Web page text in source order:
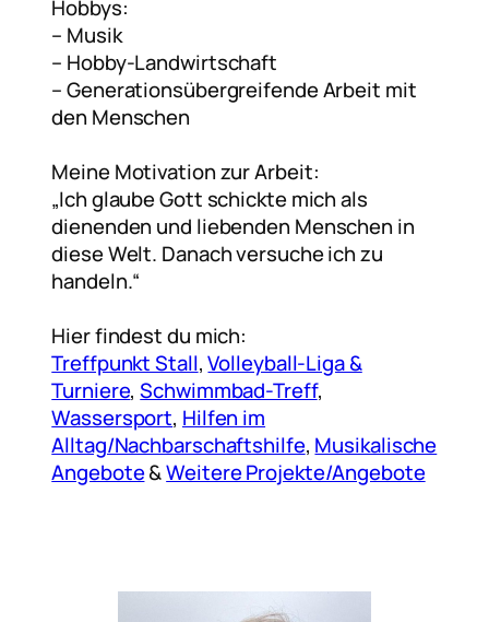
Hobbys:
– Musik
– Hobby-Landwirtschaft
– Generationsübergreifende Arbeit mit
den Menschen
Meine Motivation zur Arbeit:
„Ich glaube Gott schickte mich als
dienenden und liebenden Menschen in
diese Welt. Danach versuche ich zu
handeln.“
Hier findest du mich:
Treffpunkt Stall,Volleyball-Liga &
Turniere,Schwimmbad-Treff,
Wassersport, Hilfen im
Alltag/Nachbarschaftshilfe, Musikalische
Angebote&Weitere Projekte/Angebote